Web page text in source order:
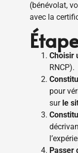
(bénévolat,
avec la
Choisir
RNCP).
pour
sur le
Passer